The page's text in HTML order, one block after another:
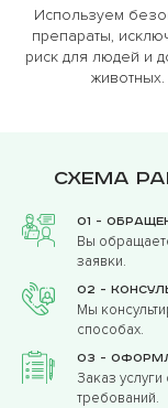
Используем
препараты,
риск для людей и
животных.
Схема
01 -
Вы
заявки.
02 -
Мы
способах.
03 -
Заказ
требований.